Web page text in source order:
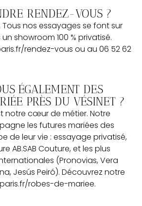
RENDEZ-VOUS ?
Tous nos essayages se font sur
showroom 100 % privatisé.
rendez-vous ou au 06 52 62
ÉGALEMENT DES
PRÈS DU VÉSINET ?
notre cœur de métier. Notre
les futures mariées des
de leur vie : essayage privatisé,
AB.SAB Couture, et les plus
(Pronovias, Vera
Jesús Peiró). Découvrez notre
robes-de-mariee.